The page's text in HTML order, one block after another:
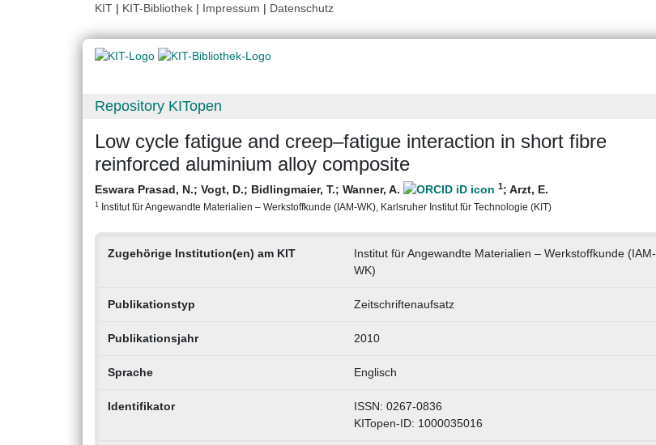
KIT | KIT-Bibliothek | Impressum | Datenschutz
Repository KITopen
Low cycle fatigue and creep–fatigue interaction in short fibre
reinforced aluminium alloy composite
Eswara Prasad, N.; Vogt, D.; Bidlingmaier, T.; Wanner, A. 1; Arzt, E.
1 Institut für Angewandte Materialien – Werkstoffkunde (IAM-WK), Karlsruher Institut für Technologie (KIT)
Zugehörige Institution(en) am KIT
Institut für Angewandte Materialien – Werkstoffkunde (IAM-
WK)
Publikationstyp Zeitschriftenaufsatz
Publikationsjahr 2010
Sprache Englisch
Identifikator
ISSN: 0267-0836
KITopen-ID: 1000035016